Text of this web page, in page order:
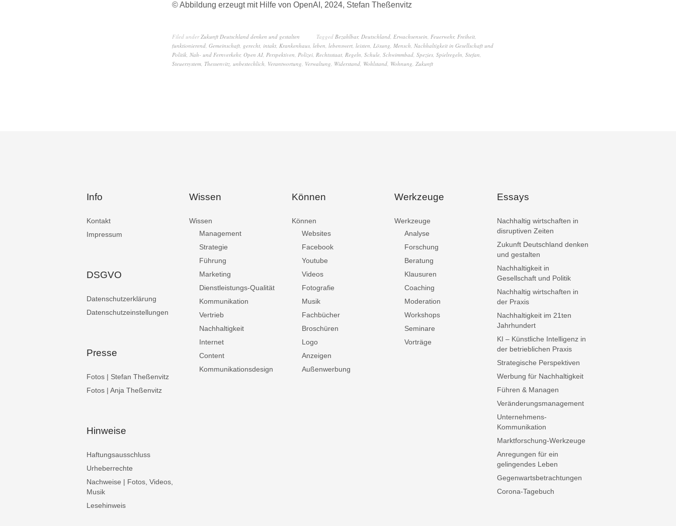
© Abbildung erzeugt mit Hilfe von OpenAI, 2024, Stefan Theßenvitz
Filed underZukunft Deutschland denken und gestalten Tagged Bezahlbar, Deutschland, Erwachsensein, Feuerwehr, Freiheit,
funktionierend, Gemeinschaft, gerecht, intakt, Krankenhaus, leben, lebenswert, leisten, Lösung, Mensch, Nachhaltigkeit in Gesellschaft und
Politik, Nah- und Fernverkehr, Open AI, Perspektiven, Polizei, Rechtsstaat, Regeln, Schule, Schwimmbad, Spezies, Spielregeln, Stefan,
Steuersystem, Thessenvitz, unbestechlich, Verantwortung, Verwaltung, Widerstand, Wohlstand, Wohnung, Zukunft
Info
Kontakt
Impressum
DSGVO
Datenschutzerklärung
Datenschutzeinstellungen
Presse
Fotos | Stefan Theßenvitz
Fotos | Anja Theßenvitz
Hinweise
Haftungsausschluss
Urheberrechte
Nachweise | Fotos, Videos,
Musik
Lesehinweis
Wissen
Wissen
Management
Strategie
Führung
Marketing
Dienstleistungs-Qualität
Kommunikation
Vertrieb
Nachhaltigkeit
Internet
Content
Kommunikationsdesign
Können
Können
Websites
Facebook
Youtube
Videos
Fotografie
Musik
Fachbücher
Broschüren
Logo
Anzeigen
Außenwerbung
Werkzeuge
Werkzeuge
Analyse
Forschung
Beratung
Klausuren
Coaching
Moderation
Workshops
Seminare
Vorträge
Essays
Nachhaltig wirtschaften in
disruptiven Zeiten
Zukunft Deutschland denken
und gestalten
Nachhaltigkeit in
Gesellschaft und Politik
Nachhaltig wirtschaften in
der Praxis
Nachhaltigkeit im 21ten
Jahrhundert
KI – Künstliche Intelligenz in
der betrieblichen Praxis
Strategische Perspektiven
Werbung für Nachhaltigkeit
Führen & Managen
Veränderungsmanagement
Unternehmens-
Kommunikation
Marktforschung-Werkzeuge
Anregungen für ein
gelingendes Leben
Gegenwartsbetrachtungen
Corona-Tagebuch